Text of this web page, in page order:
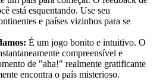
está esquentando. Use seu
e países vizinhos para se
É um jogo bonito e intuitivo. O
compreensível e
de "aha!" realmente gratificante
encontra o país misterioso.